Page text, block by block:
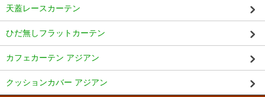
天蓋レースカーテン
ひだ無しフラットカーテン
カフェカーテン アジアン
クッションカバー アジアン